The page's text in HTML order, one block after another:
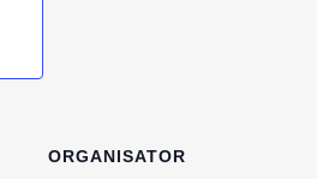
ORGANISATOR